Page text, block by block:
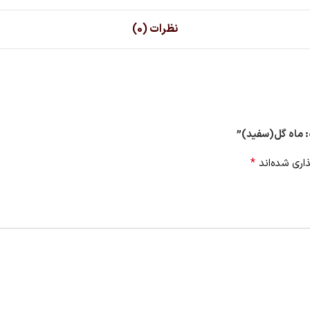
نظرات (0)
ماه گل(سفید)”
شده‌اند *